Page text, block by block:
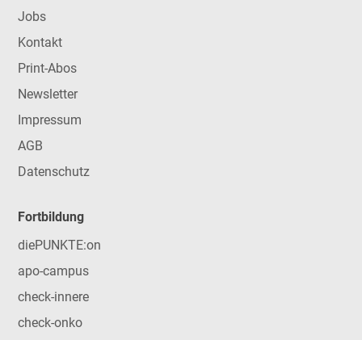
Jobs
Kontakt
Print-Abos
Newsletter
Impressum
AGB
Datenschutz
Fortbildung
diePUNKTE:on
apo-campus
check-innere
check-onko